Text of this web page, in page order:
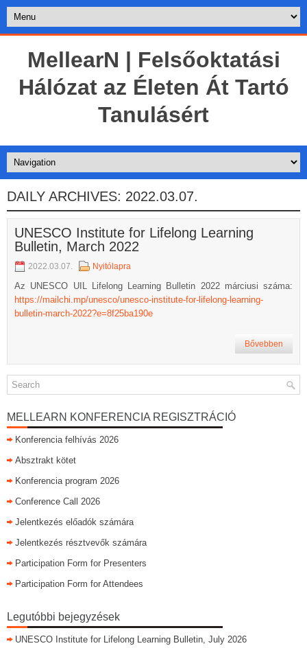
MellearN | Felsőoktatási
Hálózat az Életen Át Tartó
Tanulásért
DAILY ARCHIVES: 2022.03.07.
UNESCO Institute for Lifelong Learning
Bulletin, March 2022
2022.03.07. Nyitólapra
Az UNESCO UIL Lifelong Learning Bulletin 2022 márciusi száma:
https://mailchi.mp/unesco/unesco-institute-for-lifelong-learning-
bulletin-march-2022?e=8f25ba190e
Bővebben
MELLEARN KONFERENCIA REGISZTRÁCIÓ
Konferencia felhívás 2026
Absztrakt kötet
Konferencia program 2026
Conference Call 2026
Jelentkezés előadók számára
Jelentkezés résztvevők számára
Participation Form for Presenters
Participation Form for Attendees
Legutóbbi bejegyzések
UNESCO Institute for Lifelong Learning Bulletin, July 2026